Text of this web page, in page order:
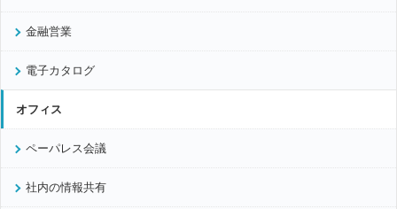
金融営業
電子カタログ
オフィス
ペーパレス会議
社内の情報共有